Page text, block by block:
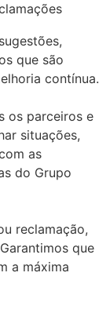
que são
contínua.
os parceiros e
situações,
as
do Grupo
reclamação,
que
a máxima